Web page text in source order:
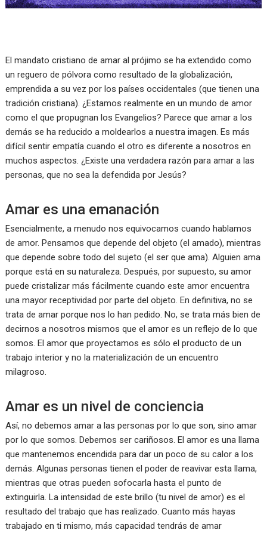
El mandato cristiano de amar al prójimo se ha extendido como
un reguero de pólvora como resultado de la globalización,
emprendida a su vez por los países occidentales (que tienen una
tradición cristiana). ¿Estamos realmente en un mundo de amor
como el que propugnan los Evangelios? Parece que amar a los
demás se ha reducido a moldearlos a nuestra imagen. Es más
difícil sentir empatía cuando el otro es diferente a nosotros en
muchos aspectos. ¿Existe una verdadera razón para amar a las
personas, que no sea la defendida por Jesús?
Amar es una emanación
Esencialmente, a menudo nos equivocamos cuando hablamos
de amor. Pensamos que depende del objeto (el amado), mientras
que depende sobre todo del sujeto (el ser que ama). Alguien ama
porque está en su naturaleza. Después, por supuesto, su amor
puede cristalizar más fácilmente cuando este amor encuentra
una mayor receptividad por parte del objeto. En definitiva, no se
trata de amar porque nos lo han pedido. No, se trata más bien de
decirnos a nosotros mismos que el amor es un reflejo de lo que
somos. El amor que proyectamos es sólo el producto de un
trabajo interior y no la materialización de un encuentro
milagroso.
Amar es un nivel de conciencia
Así, no debemos amar a las personas por lo que son, sino amar
por lo que somos. Debemos ser cariñosos. El amor es una llama
que mantenemos encendida para dar un poco de su calor a los
demás. Algunas personas tienen el poder de reavivar esta llama,
mientras que otras pueden sofocarla hasta el punto de
extinguirla. La intensidad de este brillo (tu nivel de amor) es el
resultado del trabajo que has realizado. Cuanto más hayas
trabajado en ti mismo, más capacidad tendrás de amar